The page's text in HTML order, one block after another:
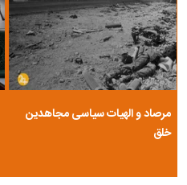
مرصاد و الهیات سیاسی مجاهدین
خلق